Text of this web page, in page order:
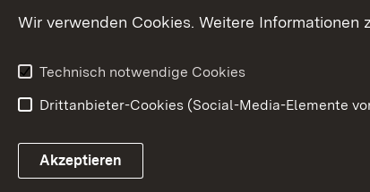
Link zum Landesportal
Wir verwenden Cookies. Weitere Informationen
Technisch notwendige Cookies
Drittanbieter-Cookies (Social-Media-Elemente
Akzeptieren